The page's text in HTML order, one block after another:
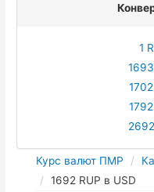
1
Курс валют ПМР
1692 RUP в USD